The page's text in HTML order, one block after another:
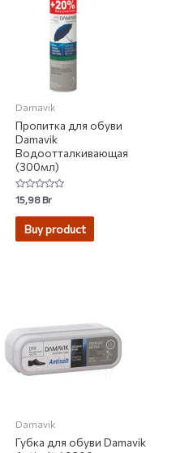
Damavik
Пропитка для обуви
Damavik
Водоотталкивающая
(300мл)
Rated
0
out
15,98Br
Buy product
Damavik
Губка для обуви Damavik